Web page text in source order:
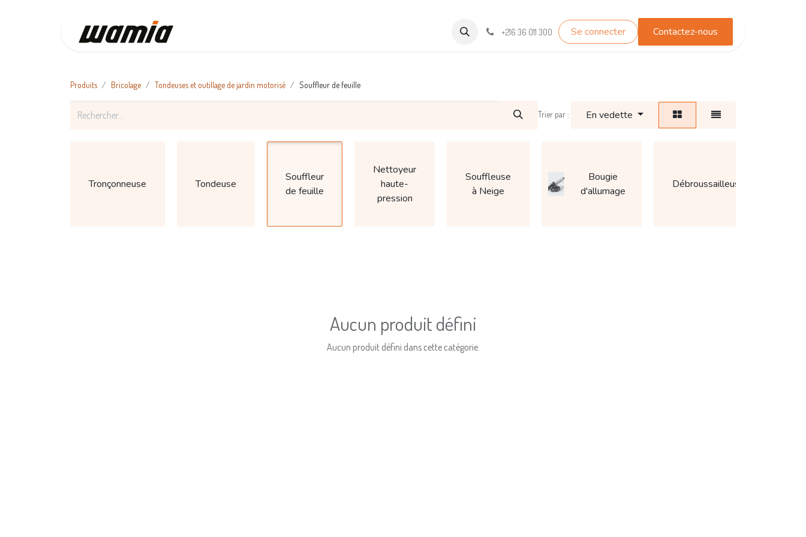
Wamia Marketpalce TEST_WHATSAPP Contactez-nous
+216 36 011 300 Se connecter Contactez-nous
Produits Bricolage Tondeuses et outillage de jardin motorisé Souffleur de feuille
Trier par : En vedette
Tronçonneuse Tondeuse
Souffleur
de feuille
Nettoyeur
haute-
pression
Souffleuse
à Neige
Bougie
d'allumage
Débroussailleuse
Aucun produit défini
Aucun produit défini dans cette catégorie.